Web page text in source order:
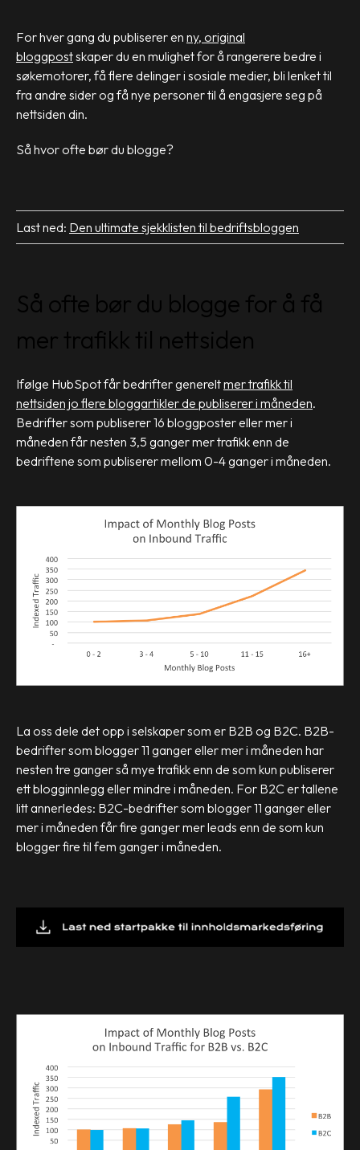
For hver gang du publiserer en ny, original
bloggpostskaper du en mulighet for å rangerere bedre i
søkemotorer, få flere delinger i sosiale medier, bli lenket til
fra andre sider og få nye personer til å engasjere seg på
nettsiden din.
Så hvor ofte bør du blogge?
Last ned: Den ultimate sjekklisten til bedriftsbloggen
Så ofte bør du blogge for å få
mer trafikk til nettsiden
Ifølge HubSpot får bedrifter genereltmer trafikk til
nettsiden jo flere bloggartikler de publiserer i måneden.
Bedrifter som publiserer 16 bloggposter eller mer i
måneden får nesten 3,5 ganger mer trafikk enn de
bedriftene som publiserer mellom 0-4 ganger i måneden.
La oss dele det opp i selskaper som er B2B og B2C. B2B-
bedrifter som blogger 11 ganger eller mer i måneden har
nesten tre ganger så mye trafikk enn de som kun publiserer
ett blogginnlegg eller mindre i måneden. For B2C er tallene
litt annerledes: B2C-bedrifter som blogger 11 ganger eller
mer i måneden får fire ganger mer leads enn de som kun
blogger fire til fem ganger i måneden.